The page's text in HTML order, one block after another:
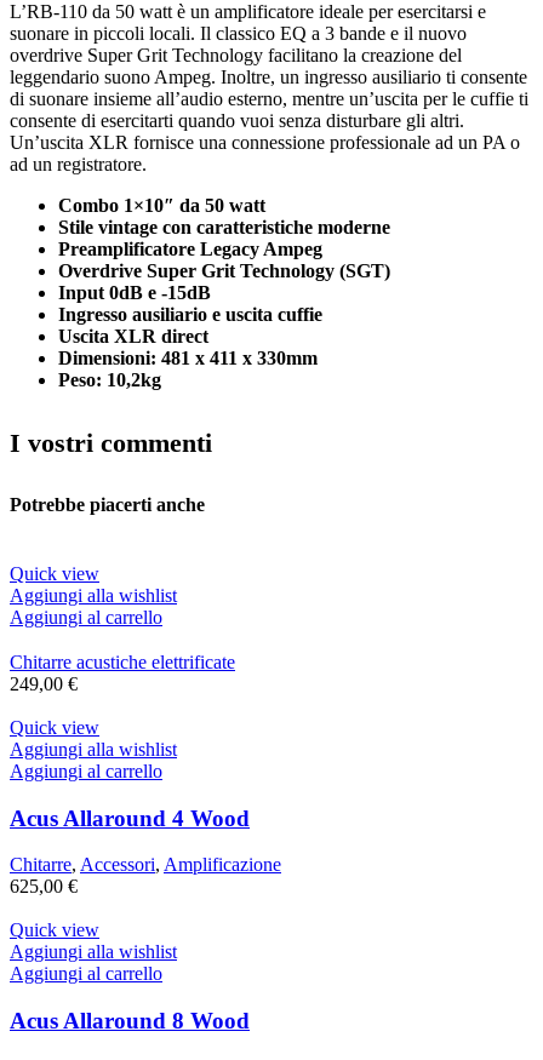
L’RB-110 da 50 watt è un amplificatore ideale per esercitarsi e
suonare in piccoli locali. Il classico EQ a 3 bande e il nuovo
overdrive Super Grit Technology facilitano la creazione del
leggendario suono Ampeg. Inoltre, un ingresso ausiliario ti consente
di suonare insieme all’audio esterno, mentre un’uscita per le cuffie ti
consente di esercitarti quando vuoi senza disturbare gli altri.
Un’uscita XLR fornisce una connessione professionale ad un PA o
ad un registratore.
Combo 1×10″ da 50 watt
Stile vintage con caratteristiche moderne
Preamplificatore Legacy Ampeg
Overdrive Super Grit Technology (SGT)
Input 0dB e -15dB
Ingresso ausiliario e uscita cuffie
Uscita XLR direct
Dimensioni: 481 x 411 x 330mm
Peso: 10,2kg
I vostri commenti
Potrebbe piacerti anche
Quick view
Aggiungi alla wishlist
Aggiungi al carrello
Chitarre acustiche elettrificate
249,00 €
Quick view
Aggiungi alla wishlist
Aggiungi al carrello
Acus Allaround 4 Wood
Chitarre, Accessori, Amplificazione
625,00 €
Quick view
Aggiungi alla wishlist
Aggiungi al carrello
Acus Allaround 8 Wood